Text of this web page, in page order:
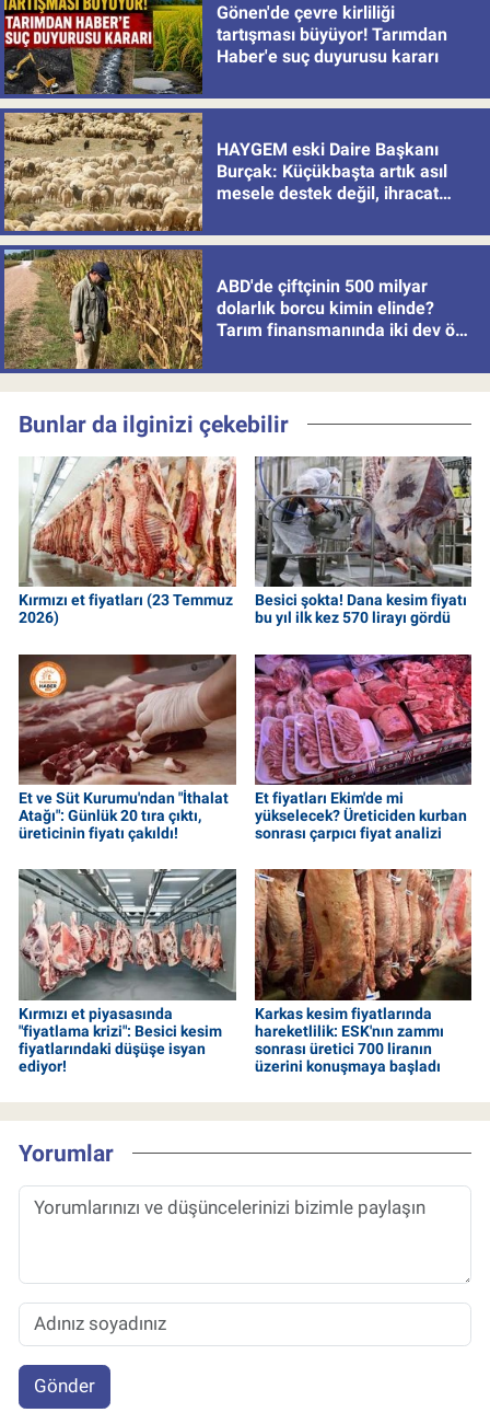
Gönen'de çevre kirliliği
tartışması büyüyor! Tarımdan
Haber'e suç duyurusu kararı
HAYGEM eski Daire Başkanı
Burçak: Küçükbaşta artık asıl
mesele destek değil, ihracat
ABD'de çiftçinin 500 milyar
dolarlık borcu kimin elinde?
Tarım finansmanında iki dev öne
Bunlar da ilginizi çekebilir
Kırmızı et fiyatları (23 Temmuz
2026)
Besici şokta! Dana kesim fiyatı
bu yıl ilk kez 570 lirayı gördü
Et ve Süt Kurumu'ndan "İthalat
Atağı": Günlük 20 tıra çıktı,
üreticinin fiyatı çakıldı!
Et fiyatları Ekim'de mi
yükselecek? Üreticiden kurban
sonrası çarpıcı fiyat analizi
Kırmızı et piyasasında
"fiyatlama krizi": Besici kesim
fiyatlarındaki düşüşe isyan
ediyor!
Karkas kesim fiyatlarında
hareketlilik: ESK'nın zammı
sonrası üretici 700 liranın
üzerini konuşmaya başladı
Yorumlar
Gönder